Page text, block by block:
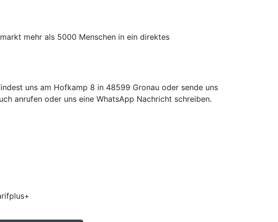
mehr als 5000 Menschen in ein direktes
uns am Hofkamp 8 in 48599 Gronau oder sende uns
anrufen oder uns eine WhatsApp Nachricht schreiben.